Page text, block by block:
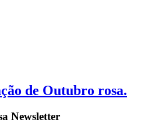
de Outubro rosa.
Newsletter